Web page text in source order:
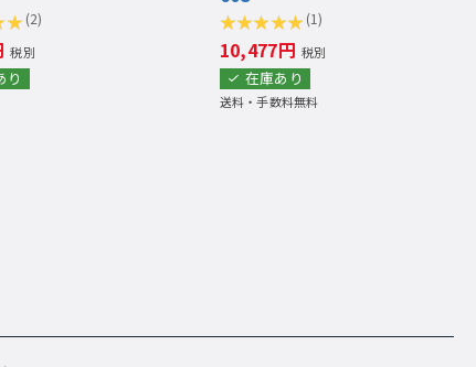
(2)
税別
り
(1)
10,477円 税別
在庫あり
送料・手数料無料